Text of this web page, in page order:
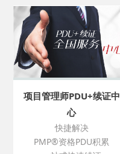
项目管理师PDU+续证中
心
快捷解决
PMP®资格PDU积累